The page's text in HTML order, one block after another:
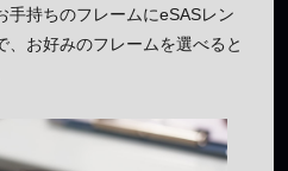
手持ちのフレームにeSASレン
、お好みのフレームを選べると